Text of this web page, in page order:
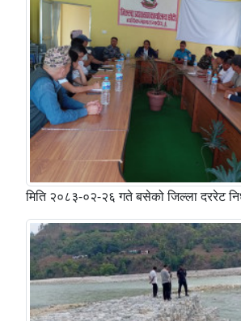
मिति २०८३-०२-२६ गते बसेको जिल्ला दररेट